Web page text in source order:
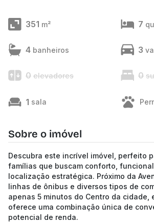
351 m² 7
4 banheiros 3
0 elevadores 0
1 sala
Sobre o imóvel
Descubra este incrível imóvel, perfeito
famílias que buscam conforto,
localização estratégica. Próximo da
linhas de ônibus e diversos tipos de
apenas 5 minutos do Centro da cidade,
oferece uma combinação única de
potencial de renda.